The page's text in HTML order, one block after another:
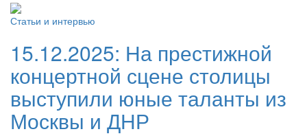
Статьи и интервью
15.12.2025: На престижной
концертной сцене столицы
выступили юные таланты из
Москвы и ДНР